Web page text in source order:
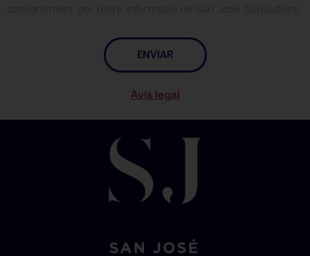
consentiment per rebre informació de San José Consultors.
ENVIAR
Avís legal